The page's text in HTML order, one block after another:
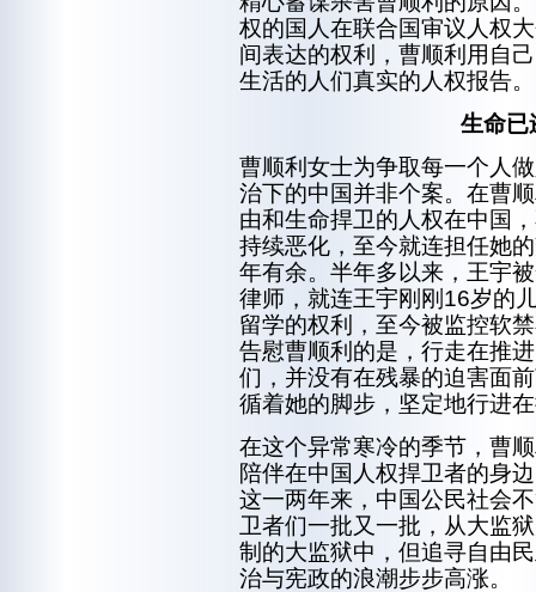
权的国人在联合国审议人权
间表达的权利，曹顺利用自
生活的人们真实的人权报告。
生命
曹顺利女士为争取每一个人
治下的中国并非个案。在曹
由和生命捍卫的人权在中国
持续恶化，至今就连担任她
年有余。半年多以来，王宇
律师，就连王宇刚刚16岁的
留学的权利，至今被监控软
告慰曹顺利的是，行走在推
们，并没有在残暴的迫害面
循着她的脚步，坚定地行进
在这个异常寒冷的季节，曹
陪伴在中国人权捍卫者的身
这一两年来，中国公民社会
卫者们一批又一批，从大监
制的大监狱中，但追寻自由
治与宪政的浪潮步步高涨。